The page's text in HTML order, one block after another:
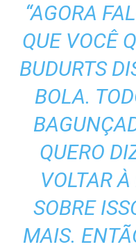
“AGORA
QUE VOCÊ
BUDURTS
BOLA.
QUERO
VOLTAR
SOBRE
MAIS.